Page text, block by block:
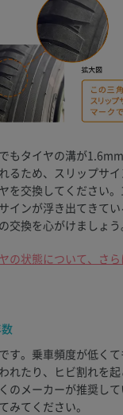
もタイヤの溝が
るため、スリップサ
を交換してください
インが浮き出てきて
交換を心がけましょう
の状態について、さ
す。乗車頻度が低く
れたり、ヒビ割れを
のメーカーが推奨し
みてください。